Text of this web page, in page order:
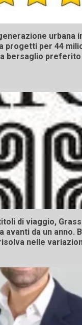
urbana
progetti per 44
bersaglio
di viaggio,
avanti da un anno.
nelle